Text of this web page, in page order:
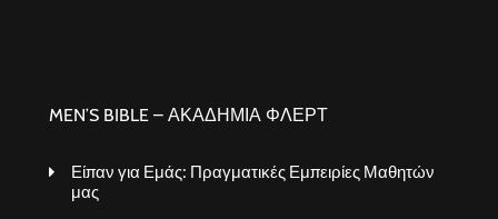
MEN’S BIBLE – ΑΚΑΔΗΜΙΑ ΦΛΕΡΤ
Είπαν για Εμάς: Πραγματικές Εμπειρίες Μαθητών
μας